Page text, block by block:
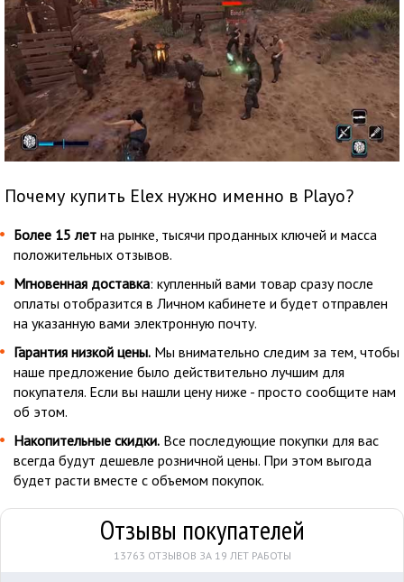
Почему купить Elex нужно именно в Playo?
Более 15 лет на рынке, тысячи проданных ключей и масса
положительных отзывов.
Мгновенная доставка: купленный вами товар сразу после
оплаты отобразится в Личном кабинете и будет отправлен
на указанную вами электронную почту.
Гарантия низкой цены. Мы внимательно следим за тем, чтобы
наше предложение было действительно лучшим для
покупателя. Если вы нашли цену ниже - просто сообщите нам
об этом.
Накопительные скидки. Все последующие покупки для вас
всегда будут дешевле розничной цены. При этом выгода
будет расти вместе с объемом покупок.
Отзывы покупателей
13763 ОТЗЫВОВ ЗА 19 ЛЕТ РАБОТЫ